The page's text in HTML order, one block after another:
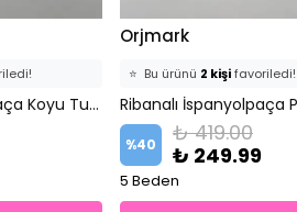
Ribanalı İspanyolpaça Koyu Turuncu Kız Çocuk Tayt
Orjmark
⭐️ Bu ürünü 2 kişifavoriledi!
🛒 1 kişisepetine ekledi!
Bugün0 adetsatıldı
%40
₺ 419.00
₺ 249.99
5 Beden